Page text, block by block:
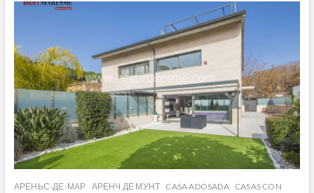
Arenys
АРЕНЬС-ДЕ-МАР АРЕНЧ ДЕ МУНТ CASA ADOSADA
CASAS CON